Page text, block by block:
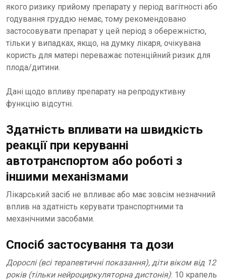
якого ризику прийому препарату у період вагітності або
годування груддю немає, тому рекомендовано
застосовувати препарат у цей період з обережністю,
тільки у випадках, якщо, на думку лікаря, очікувана
користь для матері переважає потенційний ризик для
плода/дитини.
Дані щодо впливу препарату на репродуктивну
функцію відсутні.
Здатність впливати на швидкість
реакції при керуванні
автотранспортом або роботі з
іншими механізмами
Лікарський засіб не впливає або має зовсім незначний
вплив на здатність керувати транспортними та
механічними засобами.
Спосіб застосування та дози
Дорослі (всі терапевтичні показання), діти віком від 12
років (тільки нейроциркуляторна дистонія): 10 крапель